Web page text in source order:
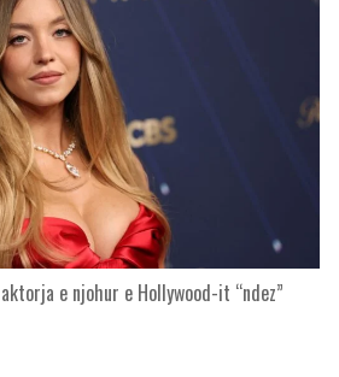
e njohur e Hollywood-it “ndez”